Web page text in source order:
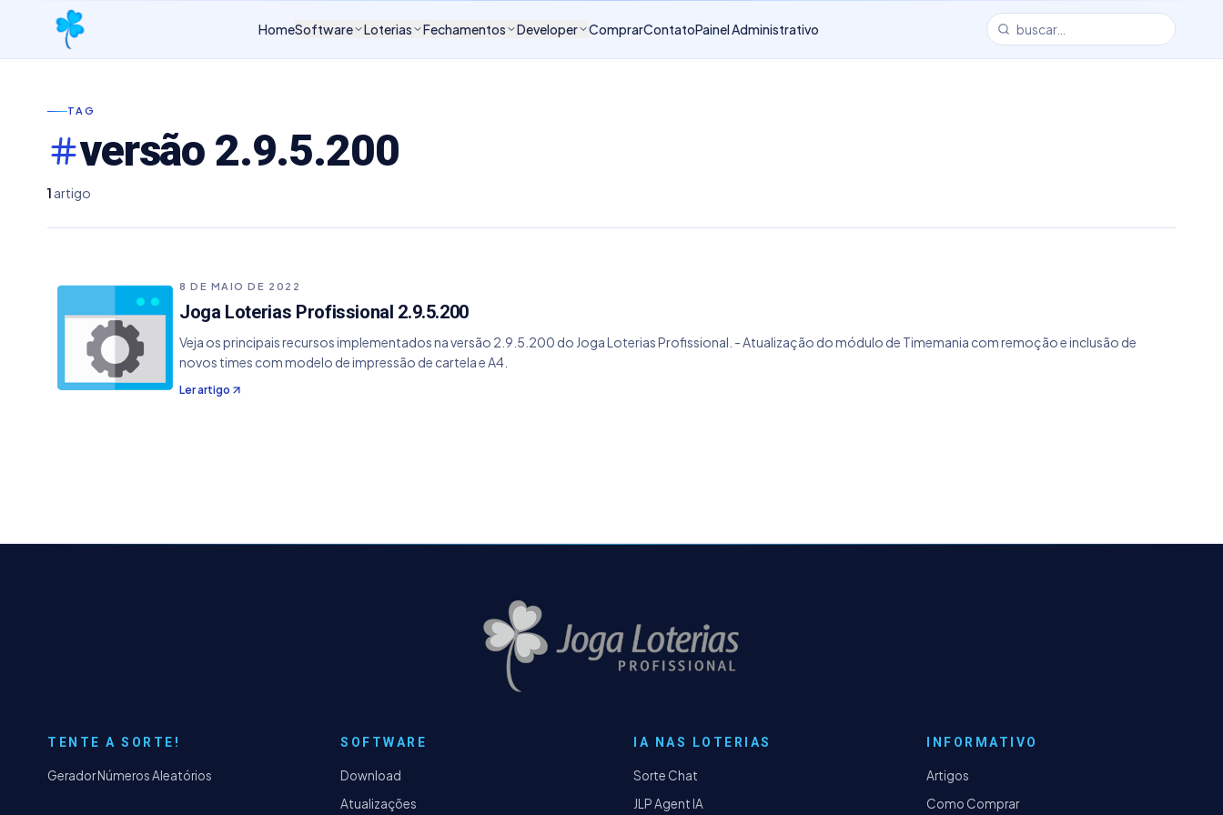
HomeSoftware Loterias Fechamentos Developer ComprarContatoPainel Administrativo
TAG
versão 2.9.5.200
1 artigo
8 DE MAIO DE 2022
Joga Loterias Profissional 2.9.5.200
Veja os principais recursos implementados na versão 2.9.5.200 do Joga Loterias Profissional. - Atualização do módulo de Timemania com remoção e inclusão de
novos times com modelo de impressão de cartela e A4.
Ler artigo
TENTE A SORTE!
Gerador Números Aleatórios
SOFTWARE
Download
Atualizações
IA NAS LOTERIAS
Sorte Chat
JLP Agent IA
INFORMATIVO
Artigos
Como Comprar